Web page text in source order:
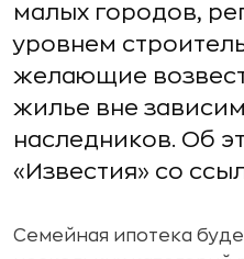
малых городов,
уровнем
желающие
жилье вне
наследников. Об
«Известия» со
Семейная ипотека